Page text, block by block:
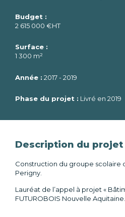
Budget :
2 615 000 €HT
Surface :
1 300 m²
Année : 2017 - 2019
Phase du projet : Livré en 2019
Description du projet
Construction du groupe scolaire
Perigny.
Lauréat de l’appel à projet «
FUTUROBOIS Nouvelle Aquitaine.